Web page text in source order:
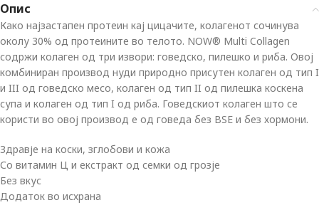
Опис
Како најзастапен протеин кај цицачите, колагенот сочинува
околу 30% од протеините во телото. NOW® Multi Collagen
содржи колаген од три извори: говедско, пилешко и риба. Овој
комбиниран производ нуди природно присутен колаген од тип I
и III од говедско месо, колаген од тип II од пилешка коскена
супа и колаген од тип I од риба. Говедскиот колаген што се
користи во овој производ е од говеда без BSE и без хормони.
Здравје на коски, зглобови и кожа
Со витамин Ц и екстракт од семки од грозје
Без вкус
Додаток во исхрана